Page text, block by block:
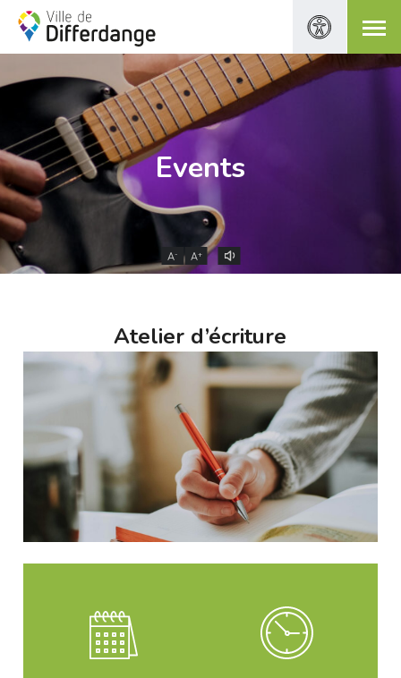
Events
A- A+
Atelier d’écriture